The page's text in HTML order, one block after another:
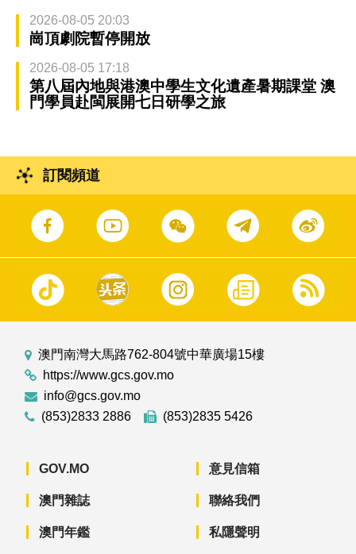
2026-08-05 20:03
崗頂劇院暫停開放
2026-08-05 17:18
第八屆內地與港澳中學生文化遺產暑期課堂 澳
門學員赴閩展開七日研學之旅
訂閱頻道
澳門南灣大馬路762-804號中華廣場15樓
https://www.gcs.gov.mo
info@gcs.gov.mo
(853)2833 2886
(853)2835 5426
GOV.MO
澳門雜誌
澳門年鑑
意見信箱
聯絡我們
私隱聲明